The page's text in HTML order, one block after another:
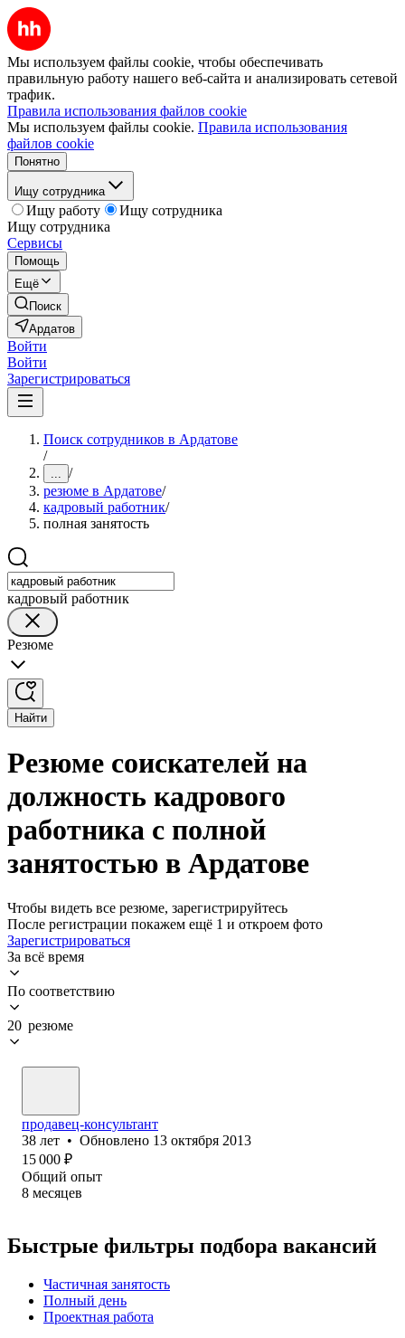
Мы используем файлы cookie, чтобы обеспечивать
правильную работу нашего веб-сайта и анализировать сетевой
трафик.
Правила использования файлов cookie
Мы используем файлы cookie. Правила использования
файлов cookie
Понятно
Ищу сотрудника
Ищу работу
Ищу сотрудника
Ищу сотрудника
Сервисы
Помощь
Ещё
Поиск
Ардатов
Войти
Войти
Зарегистрироваться
Поиск сотрудников в Ардатове
/
... /
резюме в Ардатове/
кадровый работник/
полная занятость
кадровый работник
Резюме
Найти
Резюме соискателей на
должность кадрового
работника с полной
занятостью в Ардатове
Чтобы видеть все резюме, зарегистрируйтесь
После регистрации покажем ещё 1 и откроем фото
Зарегистрироваться
За всё время
По соответствию
20 резюме
продавец-консультант
38 лет • Обновлено 13 октября 2013
15 000 ₽
Общий опыт
8 месяцев
Быстрые фильтры подбора вакансий
Частичная занятость
Полный день
Проектная работа